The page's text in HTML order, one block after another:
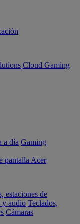
Cloud Gaming
a día Gaming
pantalla Acer
estaciones de
y audio Teclados,
Cámaras